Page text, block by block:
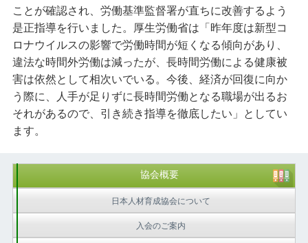
ことが確認され、労働基準監督署が直ちに改善するよう
是正指導を行いました。厚生労働省は「昨年度は新型コ
ロナウイルスの影響で労働時間が短くなる傾向があり、
違法な時間外労働は減ったが、長時間労働による健康被
害は依然として相次いでいる。今後、経済が回復に向か
う際に、人手が足りずに長時間労働となる職場が出るお
それがあるので、引き続き指導を徹底したい」としてい
ます。
協会概要
日本人材育成協会について
入会のご案内